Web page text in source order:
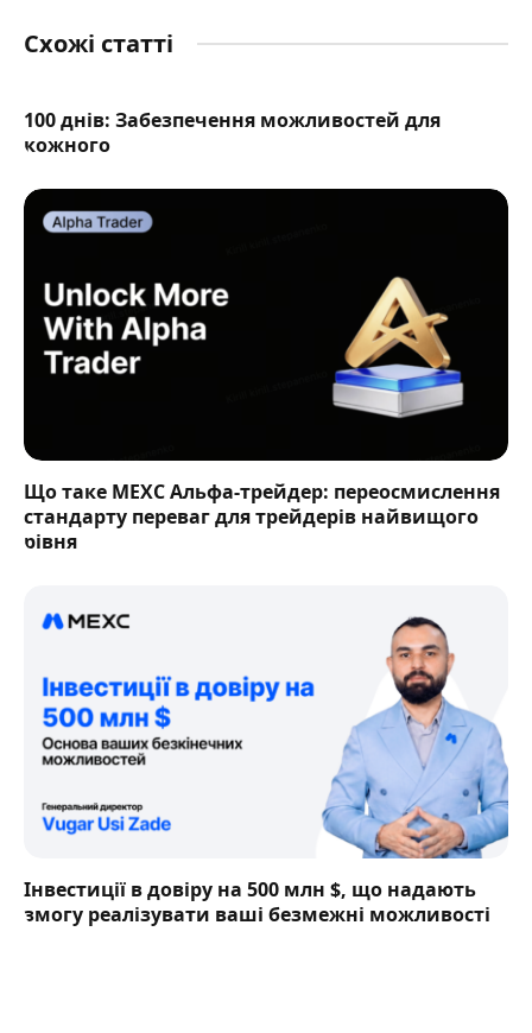
Схожі статті
100 днів: Забезпечення можливостей для
кожного
Що таке MEXC Альфа-трейдер: переосмислення
стандарту переваг для трейдерів найвищого
рівня
Інвестиції в довіру на 500 млн $, що надають
змогу реалізувати ваші безмежні можливості